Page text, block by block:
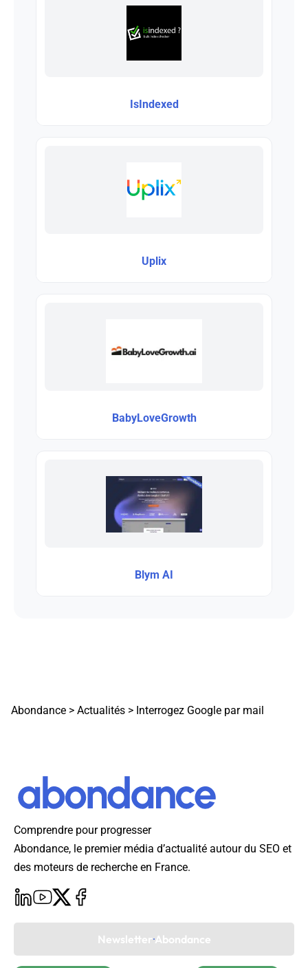
IsIndexed
Uplix
BabyLoveGrowth
Blym AI
Abondance > Actualités > Interrogez Google par mail
Comprendre pour progresser
Abondance, le premier média d’actualité autour du SEO et
des moteurs de recherche en France.
Newsletter Abondance